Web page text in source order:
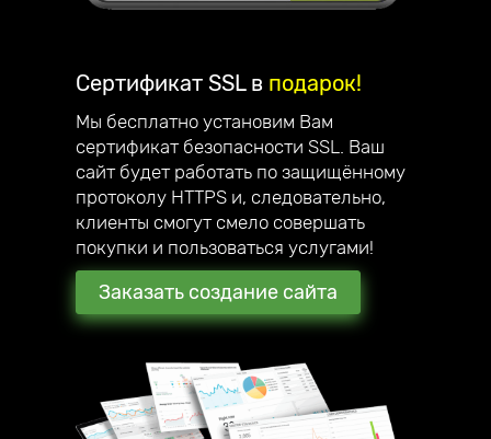
Сертификат SSL в подарок!
Мы бесплатно установим Вам
сертификат безопасности SSL. Ваш
сайт будет работать по защищённому
протоколу HTTPS и, следовательно,
клиенты смогут смело совершать
покупки и пользоваться услугами!
Заказать создание сайта